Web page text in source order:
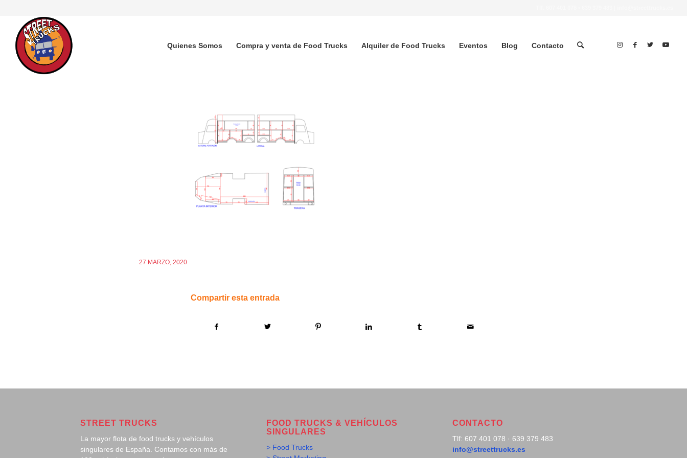
Quienes Somos Compra y venta de Food Trucks Alquiler de Food Trucks Eventos Blog Contacto
27 MARZO, 2020
Compartir esta entrada
STREET TRUCKS
La mayor flota de food trucks y vehículos
singulares de España. Contamos con más de
FOOD TRUCKS & VEHÍCULOS
SINGULARES
> Food Trucks
CONTACTO
Tlf: 607 401 078 · 639 379 483
info@streettrucks.es